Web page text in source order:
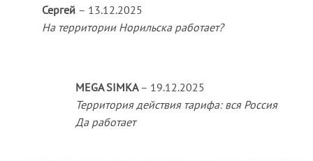
Оценка
5
из 5
Сергей – 13.12.2025
На территории Норильска работает?
MEGA SIMKA – 19.12.2025
Территория действия тарифа: вся Россия
Да работает